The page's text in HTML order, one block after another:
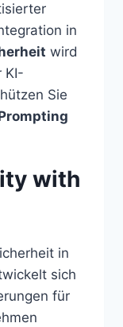
in
wird
KI-
Sie
with
in
sich
für